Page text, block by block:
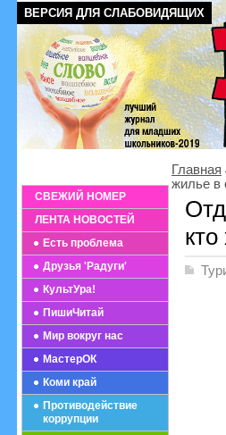
ВЕРСИЯ ДЛЯ СЛАБОВИДЯЩИХ
СВЕЖИЙ НОМЕР
ЛЕНТА НОВОСТЕЙ
Есть проблема
Друзья 'Радуги'
КультУра!
ПишиЧитай
Мир вокруг нас
МастерОК
Коми край
Противодействие
коррупции
Главная
жилье в